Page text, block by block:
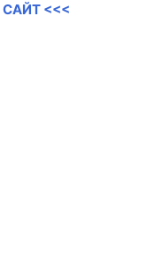
<<<